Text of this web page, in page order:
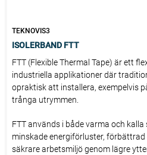
TEKNOVIS3
ISOLERBAND FTT
FTT (Flexible Thermal Tape) är ett
industriella applikationer där
opraktisk att installera, exempelvis
trånga utrymmen.
FTT används i både varma och kalla
minskade energiförluster,
säkrare arbetsmiljö genom lägre